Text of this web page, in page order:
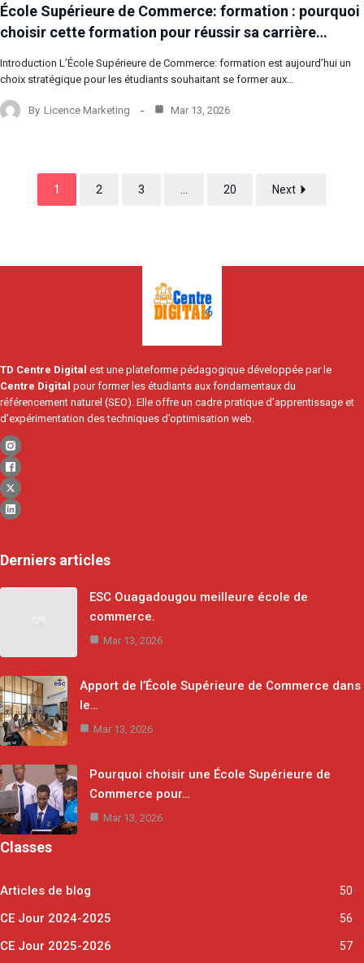
École Supérieure de Commerce: formation : pourquoi
choisir cette formation pour réussir sa carrière…
Introduction L’École Supérieure de Commerce: formation est aujourd’hui un
choix stratégique pour les étudiants souhaitant se former aux…
By Licence Marketing Mar 13, 2026
1 2 3 ... 20 Next
TD Centre Digital est une plateforme pédagogique développée par le
Centre Digital pour former les étudiants aux fondamentaux du
référencement naturel (SEO). Elle offre un cadre pratique d’apprentissage et
d’expérimentation des techniques d’optimisation web.
Derniers articles
ESC Ouagadougou meilleure école de
commerce.
Mar 13, 2026
Apport de l’École Supérieure de Commerce dans
le…
Mar 13, 2026
Pourquoi choisir une École Supérieure de
Commerce pour…
Mar 13, 2026
Classes
Articles de blog 50
CE Jour 2024-2025 56
CE Jour 2025-2026 57